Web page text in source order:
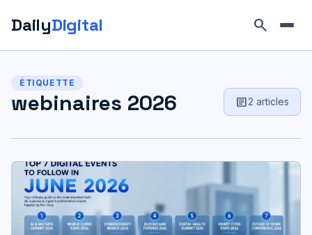
DailyDigital search
contenu
ÉTIQUETTE
webinaires 2026 article2 articles